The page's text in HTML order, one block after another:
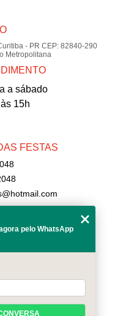
- PR CEP: 82840-290
Metropolitana
a sábado
15h
FESTAS
pelo WhatsApp